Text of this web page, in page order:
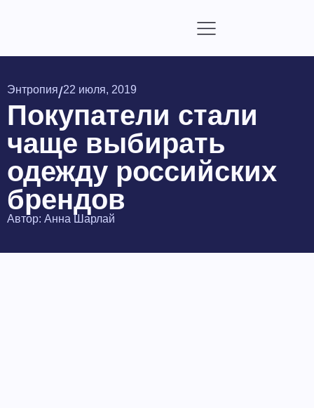
Энтропия/22 июля, 2019
Покупатели стали
чаще выбирать
одежду российских
брендов
Автор: Анна Шарлай